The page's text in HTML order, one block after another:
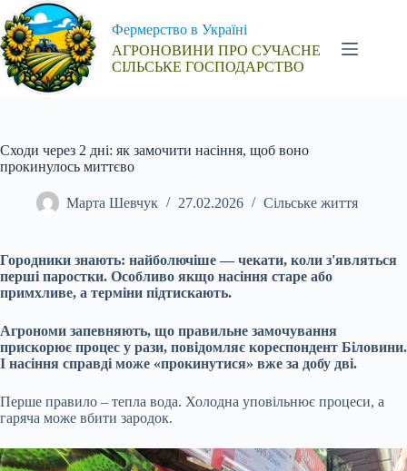
Перейти
до
вмісту
Фермерство в Україні
АГРОНОВИНИ ПРО СУЧАСНЕ
СІЛЬСЬКЕ ГОСПОДАРСТВО
Сходи через 2 дні: як замочити насіння, щоб воно
прокинулось миттєво
Марта Шевчук 27.02.2026 Сільське життя
Городники знають: найболючіше — чекати, коли з'являться
перші паростки. Особливо якщо насіння старе або
примхливе, а терміни підтискають.
Агрономи запевняють, що правильне замочування
прискорює процес у рази, повідомляє кореспондент Біловини.
І насіння справді може «прокинутися» вже за добу дві.
Перше правило – тепла вода. Холодна уповільнює процеси, а
гаряча може вбити зародок.